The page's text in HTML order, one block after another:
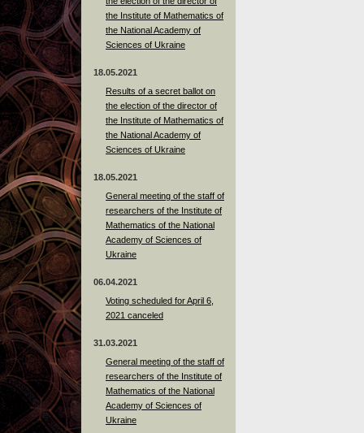
the Institute of Mathematics of
the National Academy of
Sciences of Ukraine
18.05.2021
Results of a secret ballot on
the election of the director of
the Institute of Mathematics of
the National Academy of
Sciences of Ukraine
18.05.2021
General meeting of the staff of
researchers of the Institute of
Mathematics of the National
Academy of Sciences of
Ukraine
06.04.2021
Voting scheduled for April 6,
2021 canceled
31.03.2021
General meeting of the staff of
researchers of the Institute of
Mathematics of the National
Academy of Sciences of
Ukraine